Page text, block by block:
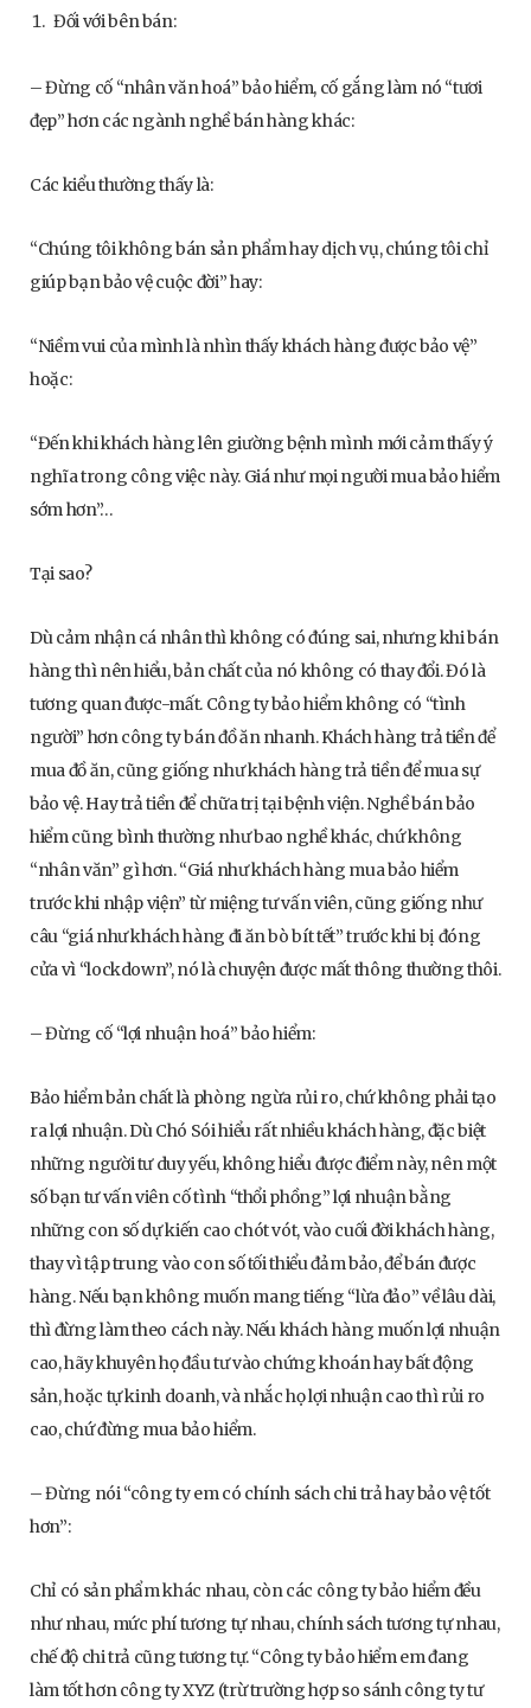
Đối với bên bán:
– Đừng cố “nhân văn hoá” bảo hiểm, cố gắng làm nó “tươi
đẹp” hơn các ngành nghề bán hàng khác:
Các kiểu thường thấy là:
“Chúng tôi không bán sản phẩm hay dịch vụ, chúng tôi chỉ
giúp bạn bảo vệ cuộc đời” hay:
“Niềm vui của mình là nhìn thấy khách hàng được bảo vệ”
hoặc:
“Đến khi khách hàng lên giường bệnh mình mới cảm thấy ý
nghĩa trong công việc này. Giá như mọi người mua bảo hiểm
sớm hơn”…
Tại sao?
Dù cảm nhận cá nhân thì không có đúng sai, nhưng khi bán
hàng thì nên hiểu, bản chất của nó không có thay đổi. Đó là
tương quan được-mất. Công ty bảo hiểm không có “tình
người” hơn công ty bán đồ ăn nhanh. Khách hàng trả tiền để
mua đồ ăn, cũng giống như khách hàng trả tiền để mua sự
bảo vệ. Hay trả tiền để chữa trị tại bệnh viện. Nghề bán bảo
hiểm cũng bình thường như bao nghề khác, chứ không
“nhân văn” gì hơn. “Giá như khách hàng mua bảo hiểm
trước khi nhập viện” từ miệng tư vấn viên, cũng giống như
câu “giá như khách hàng đi ăn bò bít tết” trước khi bị đóng
cửa vì “lockdown”, nó là chuyện được mất thông thường thôi.
– Đừng cố “lợi nhuận hoá” bảo hiểm:
Bảo hiểm bản chất là phòng ngừa rủi ro, chứ không phải tạo
ra lợi nhuận. Dù Chó Sói hiểu rất nhiều khách hàng, đặc biệt
những người tư duy yếu, không hiểu được điểm này, nên một
số bạn tư vấn viên cố tình “thổi phồng” lợi nhuận bằng
những con số dự kiến cao chót vót, vào cuối đời khách hàng,
thay vì tập trung vào con số tối thiểu đảm bảo, để bán được
hàng. Nếu bạn không muốn mang tiếng “lừa đảo” về lâu dài,
thì đừng làm theo cách này. Nếu khách hàng muốn lợi nhuận
cao, hãy khuyên họ đầu tư vào chứng khoán hay bất động
sản, hoặc tự kinh doanh, và nhắc họ lợi nhuận cao thì rủi ro
cao, chứ đừng mua bảo hiểm.
– Đừng nói “công ty em có chính sách chi trả hay bảo vệ tốt
hơn”:
Chỉ có sản phẩm khác nhau, còn các công ty bảo hiểm đều
như nhau, mức phí tương tự nhau, chính sách tương tự nhau,
chế độ chi trả cũng tương tự. “Công ty bảo hiểm em đang
làm tốt hơn công ty XYZ (trừ trường hợp so sánh công ty tư